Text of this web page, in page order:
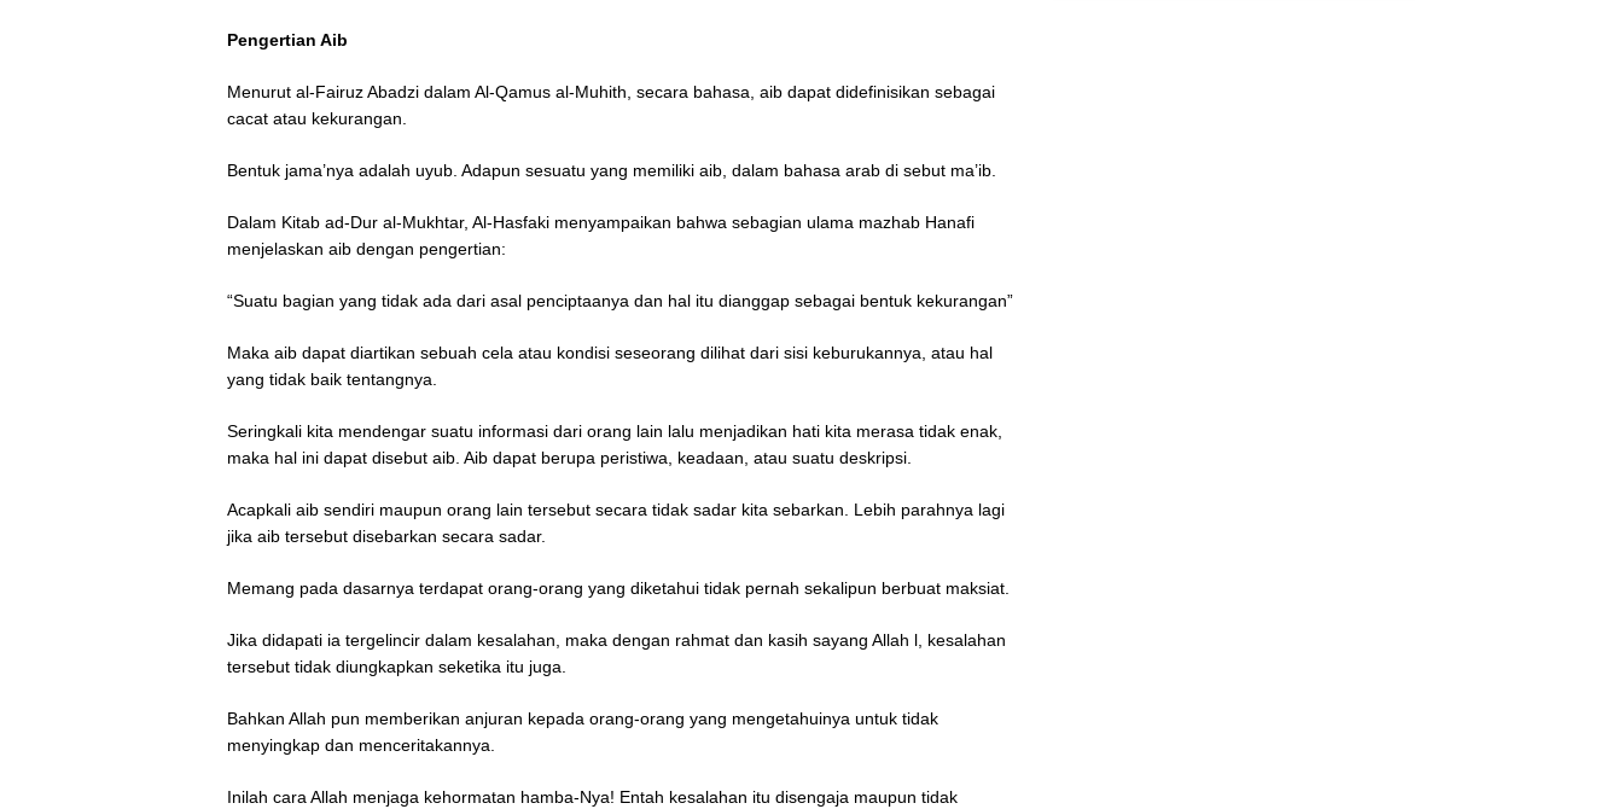
Pengertian Aib
Menurut al-Fairuz Abadzi dalam Al-Qamus al-Muhith, secara bahasa, aib dapat didefinisikan sebagai
cacat atau kekurangan.
Bentuk jama’nya adalah uyub. Adapun sesuatu yang memiliki aib, dalam bahasa arab di sebut ma’ib.
Dalam Kitab ­ad-Dur al-Mukhtar, Al-Hasfaki menyampaikan bahwa sebagian ulama mazhab Hanafi
menjelaskan aib dengan pengertian:
“Suatu bagian yang tidak ada dari asal penciptaanya dan hal itu dianggap sebagai bentuk kekurangan”
Maka aib dapat diartikan sebuah cela atau kondisi seseorang dilihat dari sisi keburukannya, atau hal
yang tidak baik tentangnya.
Seringkali kita mendengar suatu informasi dari orang lain lalu menjadikan hati kita merasa tidak enak,
maka hal ini dapat disebut aib. Aib dapat berupa peristiwa, keadaan, atau suatu deskripsi.
Acapkali aib sendiri maupun orang lain tersebut secara tidak sadar kita sebarkan. Lebih parahnya lagi
jika aib tersebut disebarkan secara sadar.
Memang pada dasarnya terdapat orang-orang yang diketahui tidak pernah sekalipun berbuat maksiat.
Jika didapati ia tergelincir dalam kesalahan, maka dengan rahmat dan kasih sayang Allah l, kesalahan
tersebut tidak diungkapkan seketika itu juga.
Bahkan Allah pun memberikan anjuran kepada orang-orang yang mengetahuinya untuk tidak
menyingkap dan menceritakannya.
Inilah cara Allah menjaga kehormatan hamba-Nya! Entah kesalahan itu disengaja maupun tidak